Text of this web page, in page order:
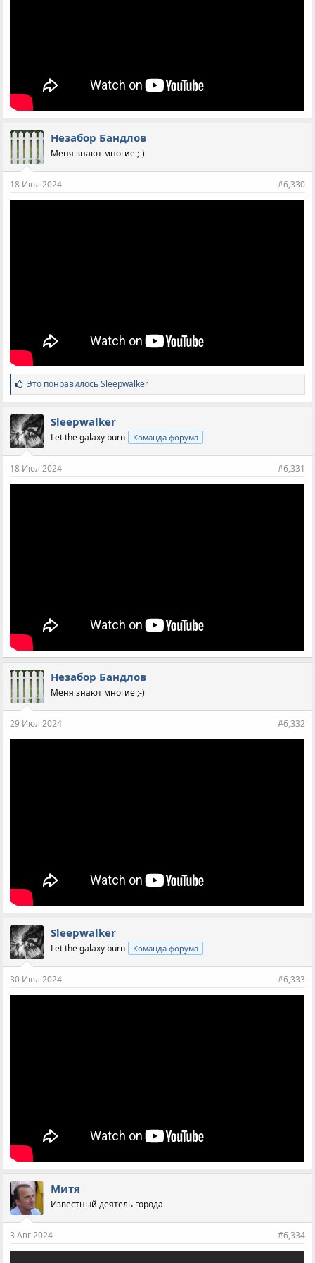
Незабор Бандлов
Меня знают многие ;-)
18 Июл 2024 #6,330
С
и
м
п
а
т
и
:
Это понравилосьSleepwalker
Sleepwalker
Let the galaxy burn Команда форума
18 Июл 2024 #6,331
Незабор Бандлов
Меня знают многие ;-)
29 Июл 2024 #6,332
Sleepwalker
Let the galaxy burn Команда форума
30 Июл 2024 #6,333
Митя
Известный деятель города
3 Авг 2024 #6,334